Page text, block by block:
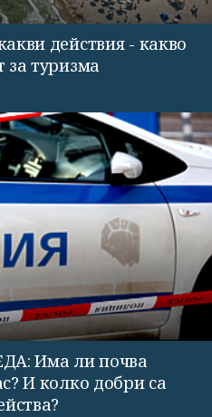
действия - какво
за туризма
Има ли почва
И колко добри са